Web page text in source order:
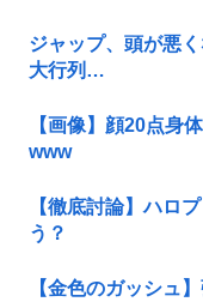
ジャップ、頭が悪
大行列…
【画像】顔20点身
www
【徹底討論】ハロ
う？
【金色のガッシュ